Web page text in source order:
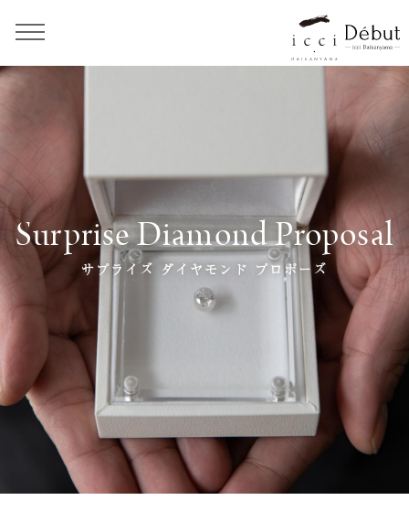
Surprise Diamond Proposal
サプライズ ダイヤモンド プロポーズ